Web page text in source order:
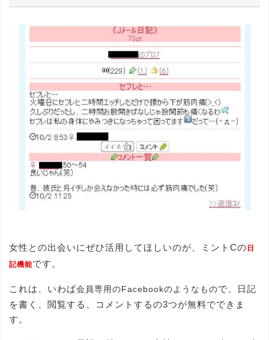
女性との出会いにぜひ活用してほしいのが、ミントCの 日
記機能です。
これは、いわば会員専用のFacebookのようなもので、日記
を書く、閲覧する、コメントするの3つが無料でできま
す。